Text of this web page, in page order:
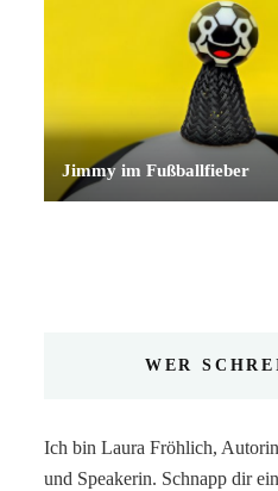
Jimmy im Fußballfieber
WER
Ich bin Laura Fröhlich,
und Speakerin. Schnapp dir